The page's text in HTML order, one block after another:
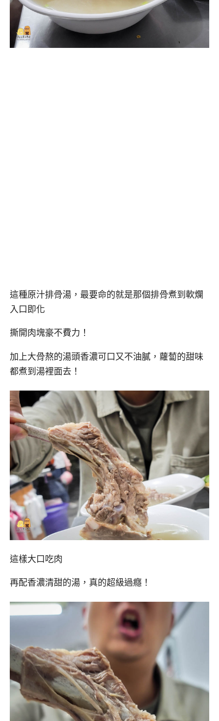
這種原汁排骨湯，最要命的就是那個排骨煮到軟爛
入口即化
撕開肉塊豪不費力！
加上大骨熬的湯頭香濃可口又不油膩，蘿蔔的甜味
都煮到湯裡面去！
這樣大口吃肉
再配香濃清甜的湯，真的超級過癮！